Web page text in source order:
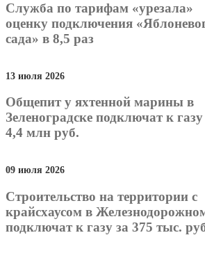
Служба по тарифам «урезала»
оценку подключения
сада» в 8,5 раз
13 июля 2026
Общепит у яхтенной марины в
Зеленоградске подключат к газу
4,4 млн руб.
09 июля 2026
Строительство на территории с
крайсхаусом в
подключат к газу за 375 тыс.